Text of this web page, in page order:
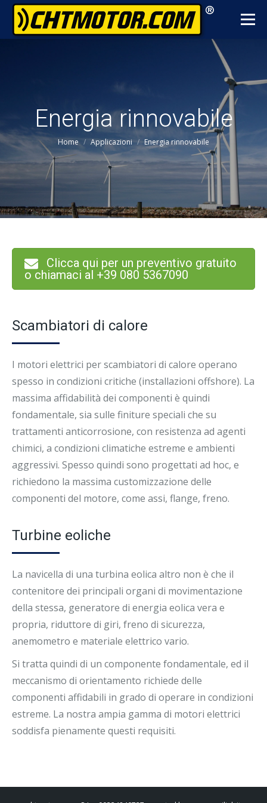
Energia rinnovabile
You are here:
Home Applicazioni Energia rinnovabile
Clicca qui per un preventivo gratuito
o chiamaci al +39 080 5367090
Scambiatori di calore
I motori elettrici per scambiatori di calore operano
spesso in condizioni critiche (installazioni offshore). La
massima affidabilità dei componenti è quindi
fondamentale, sia sulle finiture speciali che su
trattamenti anticorrosione, con resistenza ad agenti
chimici, a condizioni climatiche estreme e ambienti
aggressivi. Spesso quindi sono progettati ad hoc, e
richiedono la massima customizzazione delle
componenti del motore, come assi, flange, freno.
Turbine eoliche
La navicella di una turbina eolica altro non è che il
contenitore dei principali organi di movimentazione
della stessa, generatore di energia eolica vera e
propria, riduttore di giri, freno di sicurezza,
anemometro e materiale elettrico vario.
Si tratta quindi di un componente fondamentale, ed il
meccanismo di orientamento richiede delle
componenti affidabili in grado di operare in condizioni
estreme. La nostra ampia gamma di motori elettrici
soddisfa pienamente questi requisiti.